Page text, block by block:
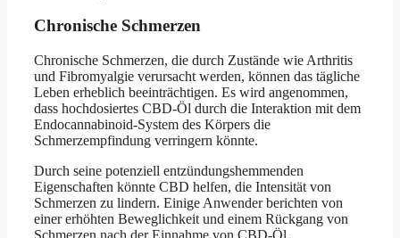
Chronische Schmerzen
Chronische Schmerzen, die durch Zustände wie Arthritis
und Fibromyalgie verursacht werden, können das tägliche
Leben erheblich beeinträchtigen. Es wird angenommen,
dass hochdosiertes CBD-Öl durch die Interaktion mit dem
Endocannabinoid-System des Körpers die
Schmerzempfindung verringern könnte.
Durch seine potenziell entzündungshemmenden
Eigenschaften könnte CBD helfen, die Intensität von
Schmerzen zu lindern. Einige Anwender berichten von
einer erhöhten Beweglichkeit und einem Rückgang von
Schmerzen nach der Einnahme von CBD-Öl.